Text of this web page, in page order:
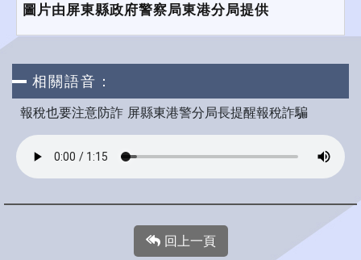
圖片由屏東縣政府警察局東港分局提供
相關語音：
報稅也要注意防詐 屏縣東港警分局長提醒報稅詐騙
回上一頁